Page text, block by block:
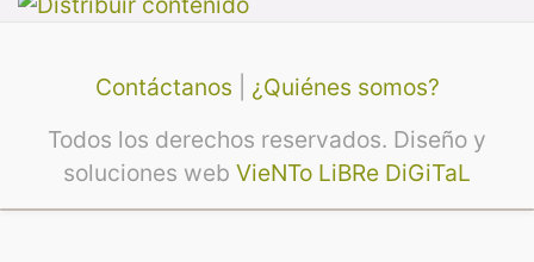
Contáctanos
¿Quiénes somos?
Todos los derechos reservados. Diseño y
soluciones web VieNTo LiBRe DiGiTaL